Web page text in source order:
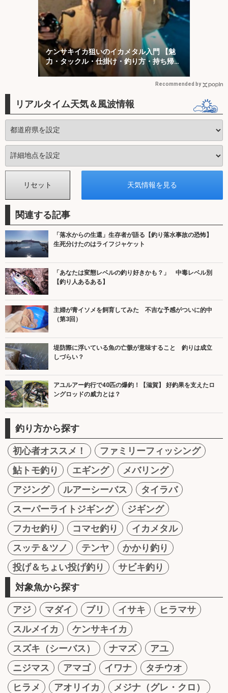
ケンサキイカ狙いのイカメタル入門 【魅
力・タックル・仕掛け・釣り方・持ち帰り
方を解説】
Recommended by
リアルタイム天気＆風波情報
関連する記事
「落水からの生還」生存者が語る【釣り落水事故の恐怖】
生死分けたのはライフジャケット
「あなたは変態レベルの釣り好きかも？」 中毒レベル別
【釣り人あるある】
主婦が青イソメを飼育してみた 不吉な予感がついに的中
（第3回）
堤防際に浮いている魚の亡骸が意味すること 釣りは成立
しづらい？
アユルアー釣行で40匹の爆釣！【滋賀】 好釣果を支えたロ
ングロッドの威力とは？
釣り方から探す
初心者オススメ！
ファミリーフィッシング
鮎トモ釣り
エギング
メバリング
アジング
ルアーシーバス
タイラバ
スーパーライトジギング
ジギング
フカセ釣り
コマセ釣り
イカメタル
スッテ＆ツノ
テンヤ
かかり釣り
投げ＆ちょい投げ釣り
サビキ釣り
対象魚から探す
アジ マダイ ブリ イサキ
ヒラマサ
スルメイカ
ケンサキイカ
スズキ（シーバス）
ナマズ
アユ
ニジマス
アマゴ イワナ
タチウオ
ヒラメ
アオリイカ
メジナ（グレ・クロ）